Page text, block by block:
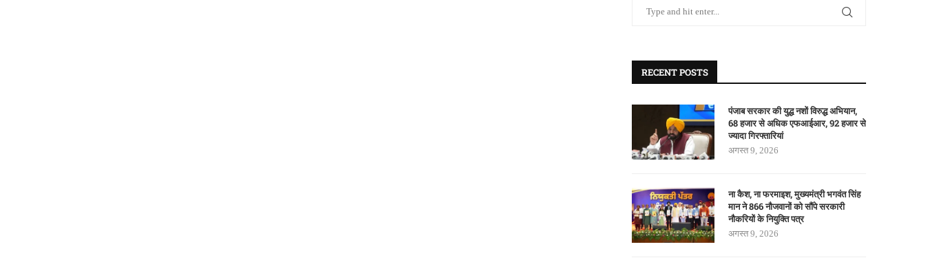
RECENT POSTS
पंजाब सरकार की युद्ध नशों विरुद्ध अभियान,
68 हजार से अधिक एफआईआर, 92 हजार से
ज्यादा गिरफ्तारियां
अगस्त 9, 2026
ना कैश, ना फरमाइश, मुख्यमंत्री भगवंत सिंह
मान ने 866 नौजवानों को सौंपे सरकारी
नौकरियों के नियुक्ति पत्र
अगस्त 9, 2026